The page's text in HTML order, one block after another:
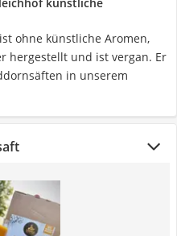
ohne künstliche Aromen,
hergestellt und ist vergan. Er
in unserem